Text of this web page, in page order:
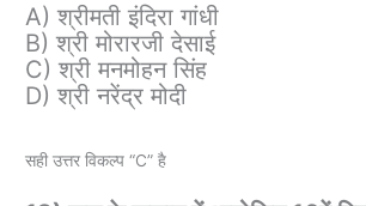
A) श्रीमती इंदिरा गांधी
B) श्री मोरारजी देसाई
C) श्री मनमोहन सिंह
D) श्री नरेंद्र मोदी
सही उत्तर विकल्प “C” है